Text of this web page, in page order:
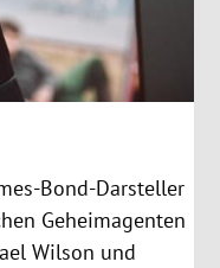
Bond-Darsteller
Geheimagenten
Wilson und